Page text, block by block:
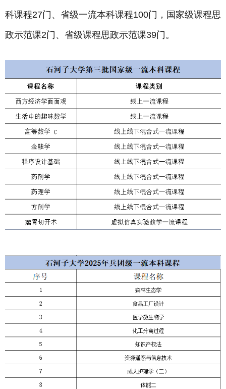
科课程27门、省级一流本科课程100门，国家级课程思
政示范课2门、省级课程思政示范课39门。